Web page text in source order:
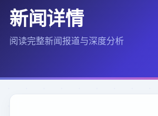
新闻详情
阅读完整新闻报道与深度分析